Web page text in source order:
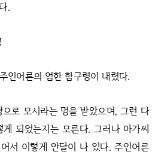
.
인어른의 엄한 함구령이 내렸다.
로 모시라는 명을 받았으며, 그런 다
되었는지는 모른다. 그러나 아가씨
서 이렇게 안달이 나 있다. 주인어른